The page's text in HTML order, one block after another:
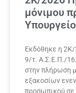
μόνιμου
Εκδόθηκε η
9/τ. Α.Σ.Ε.Π./
στην πλήρωση
εξακοσίων
προσωπικού σε